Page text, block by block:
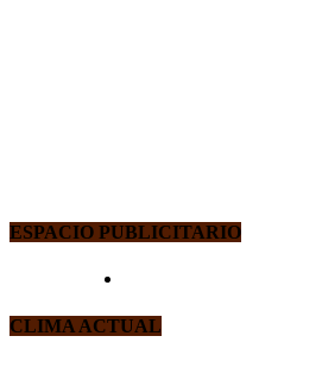
ESPACIO PUBLICITARIO
CLIMA ACTUAL